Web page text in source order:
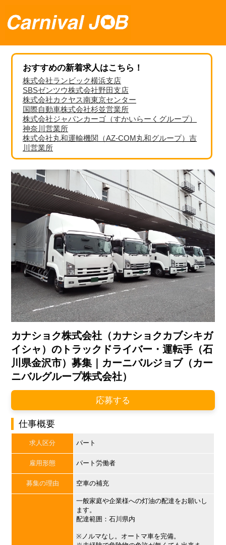
おすすめの新着求人はこちら！
株式会社ランビック横浜支店
SBSゼンツウ株式会社野田支店
株式会社カクヤス南東京センター
国際自動車株式会社杉並営業所
株式会社ジャパンカーゴ（すかいらーくグループ）
神奈川営業所
株式会社丸和運輸機関（AZ-COM丸和グループ）吉
川営業所
カナショク株式会社（カナショクカブシキガ
イシャ）のトラックドライバー・運転手（石
川県金沢市）募集｜カーニバルジョブ（カー
ニバルグループ株式会社）
応募する
仕事概要
求人区分 パート
雇用形態 パート労働者
募集の理由 空車の補充
一般家庭や企業様への灯油の配達をお願いし
ます。
配達範囲：石川県内
※ノルマなし。オートマ車を完備。